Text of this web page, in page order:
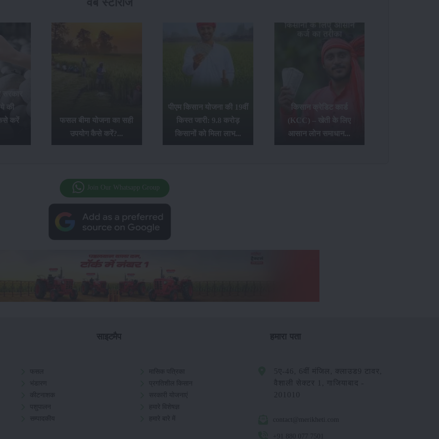
की
करें
फसल बीमा योजना का सही
उपयोग कैसे करें?...
पीएम किसान योजना की 19वीं
किस्त जारी: 9.8 करोड़
किसानों को मिला लाभ...
किसान क्रेडिट कार्ड
(KCC) – खेती के लिए
आसान लोन समाधान...
Join Our Whatsapp Group